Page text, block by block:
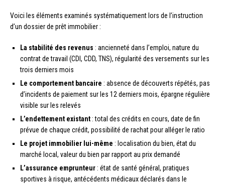
Voici les éléments examinés systématiquement lors de l’instruction
d’un dossier de prêt immobilier :
La stabilité des revenus : ancienneté dans l’emploi, nature du
contrat de travail (CDI, CDD, TNS), régularité des versements sur les
trois derniers mois
Le comportement bancaire : absence de découverts répétés, pas
d’incidents de paiement sur les 12 derniers mois, épargne régulière
visible sur les relevés
L’endettement existant : total des crédits en cours, date de fin
prévue de chaque crédit, possibilité de rachat pour alléger le ratio
Le projet immobilier lui-même : localisation du bien, état du
marché local, valeur du bien par rapport au prix demandé
L’assurance emprunteur : état de santé général, pratiques
sportives à risque, antécédents médicaux déclarés dans le